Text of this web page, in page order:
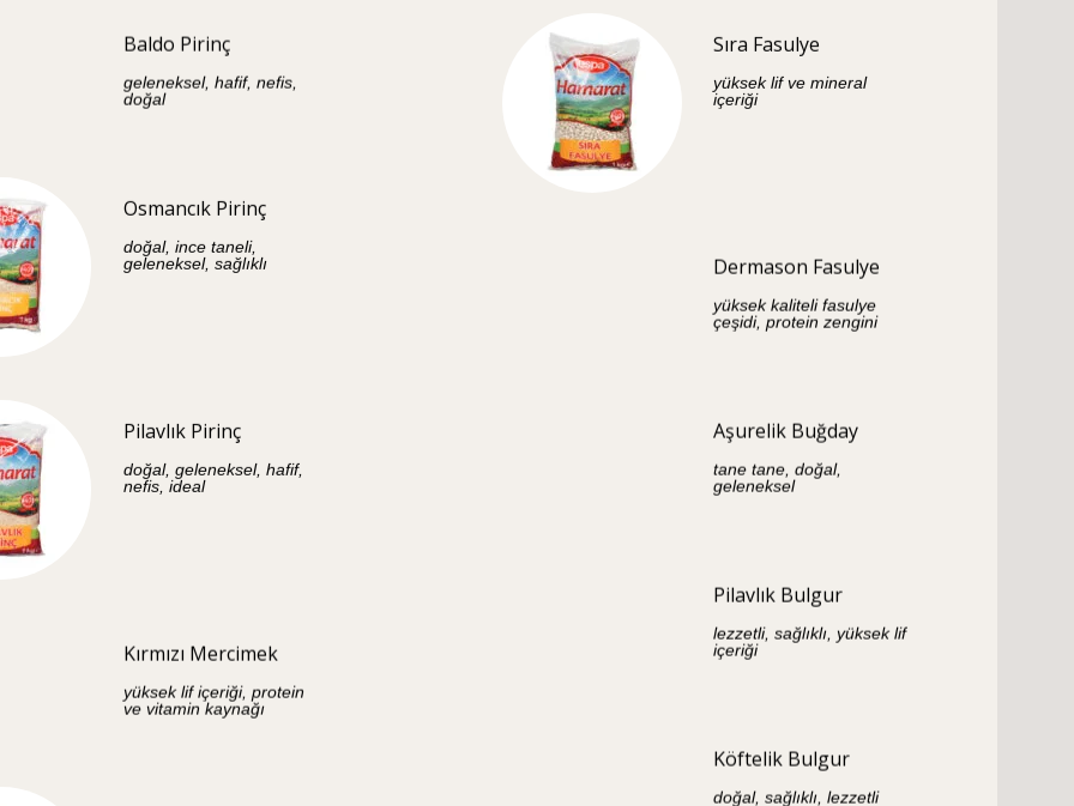
Baldo Pirinç
geleneksel, hafif, nefis,
doğal
Osmancık Pirinç
doğal, ince taneli,
geleneksel, sağlıklı
Pilavlık Pirinç
doğal, geleneksel, hafif,
nefis, ideal
Kırmızı Mercimek
yüksek lif içeriği, protein
ve vitamin kaynağı
Sıra Fasulye
yüksek lif ve mineral
içeriği
Dermason Fasulye
yüksek kaliteli fasulye
çeşidi, protein zengini
Aşurelik Buğday
tane tane, doğal,
geleneksel
Pilavlık Bulgur
lezzetli, sağlıklı, yüksek lif
içeriği
Köftelik Bulgur
doğal, sağlıklı, lezzetli